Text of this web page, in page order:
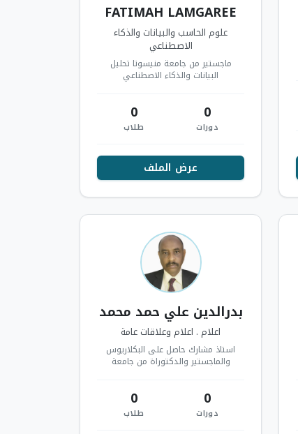
FATIMAH LAMGAREE
علوم الحاسب والبيانات والذكاء
الاصطناعي
ماجستير من جامعة منيسوتا تحليل
البيانات والذكاء الاصطناعي
0
دورات
0
طلاب
عرض الملف
بدرالدين علي حمد محمد
اعلام . اعلام وعلاقات عامة
استاذ مشارك حاصل على البكلاريوس
والماجستير والدكتوراة من جامعة
0
دورات
0
طلاب